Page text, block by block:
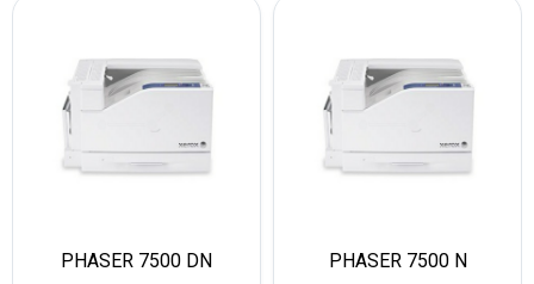
PHASER 7500 DN PHASER 7500 N